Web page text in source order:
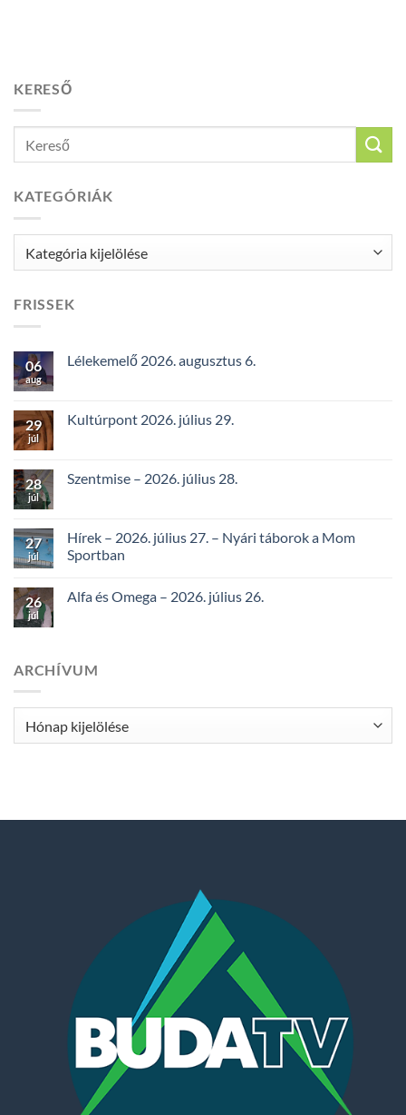
KERESŐ
KATEGÓRIÁK
FRISSEK
06
aug
Lélekemelő 2026. augusztus 6.
29
júl
Kultúrpont 2026. július 29.
28
júl
Szentmise – 2026. július 28.
27
júl
Hírek – 2026. július 27. – Nyári táborok a Mom
Sportban
26
júl
Alfa és Omega – 2026. július 26.
ARCHÍVUM